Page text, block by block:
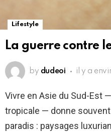
Lifestyle
La guerre contre
by dudeoi il y a
Vivre en Asie du Sud-Est
tropicale — donne souvent
paradis : paysages